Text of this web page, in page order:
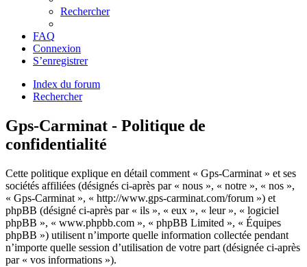
Rechercher
FAQ
Connexion
S’enregistrer
Index du forum
Rechercher
Gps-Carminat - Politique de
confidentialité
Cette politique explique en détail comment « Gps-Carminat » et ses
sociétés affiliées (désignés ci-après par « nous », « notre », « nos »,
« Gps-Carminat », « http://www.gps-carminat.com/forum ») et
phpBB (désigné ci-après par « ils », « eux », « leur », « logiciel
phpBB », « www.phpbb.com », « phpBB Limited », « Équipes
phpBB ») utilisent n’importe quelle information collectée pendant
n’importe quelle session d’utilisation de votre part (désignée ci-après
par « vos informations »).